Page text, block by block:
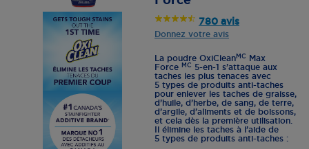
780 avis
Donnez votre avis
La poudre OxiClean MC Max
Force MC 5-en-1 s’attaque aux
taches les plus tenaces avec
5 types de produits anti-taches
pour enlever les taches de graisse,
d’huile, d’herbe, de sang, de terre,
d’argile, d’aliments et de boissons,
et cela dès la première utilisation.
Il élimine les taches à l’aide de
5 types de produits anti-taches :